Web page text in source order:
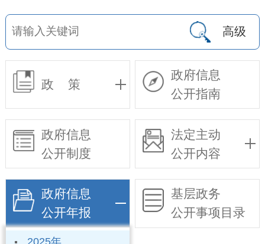
高级
政 策
政府信息
公开指南
政府信息
公开制度
法定主动
公开内容
政府信息
公开年报
2025年
基层政务
公开事项目录